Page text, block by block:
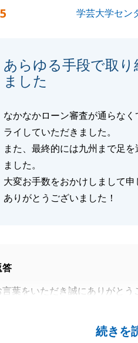
とで、円滑に進めることがで
になれたのであれば幸いです。
せられた」とのお言葉を励み
を心掛けてまいります。
とうございました。
しくお願いいたします。
閉じる
5 学芸大学セン
あらゆる手段で取
ました
なかなかローン審査が通らな
ライしていただきました。
また、最終的には九州まで足
ました。
大変お手数をおかけしまして申
ありがとうございました！
続きを
答
葉をいただき誠にありがとう
ることができ、無事にお手伝い